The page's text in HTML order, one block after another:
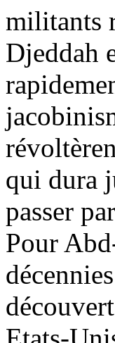
militants
Djeddah
qui dura
passer
Pour Abd